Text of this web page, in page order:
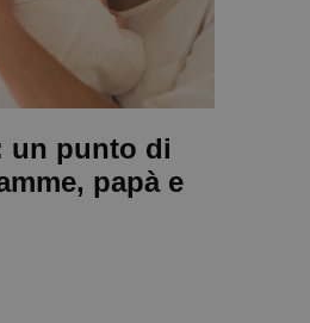
un punto di
papà e